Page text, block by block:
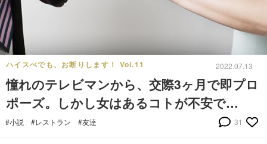
ハイスぺでも、お断りします！ Vol.11 2022.07.13
憧れのテレビマンから、交際3ヶ月で即プロ
ポーズ。しかし女はあるコトが不安で…
#小説 #レストラン #友達 31